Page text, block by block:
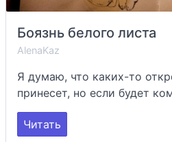
Боязнь белого листа
AlenaKaz
Я думаю, что каких-то
принесет, но если будет
Читать